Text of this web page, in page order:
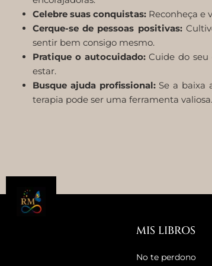
Celebre suas conquistas: Reconheça e
Cerque-se de pessoas positivas:
sentir bem consigo mesmo.
Pratique o autocuidado:Cuide do seu
estar.
Busque ajuda profissional:Se a baixa
terapia pode ser uma ferramenta valiosa.
MIS LIBROS
No te perdono